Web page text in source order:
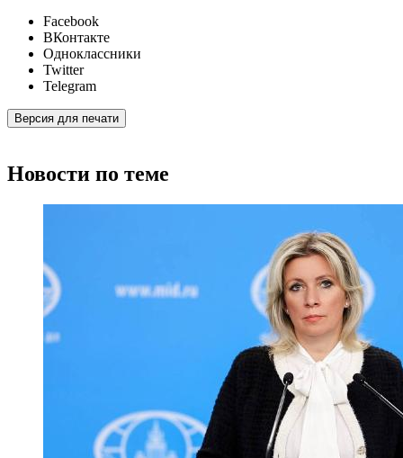
Facebook
ВКонтакте
Одноклассники
Twitter
Telegram
Версия для печати
Новости по теме